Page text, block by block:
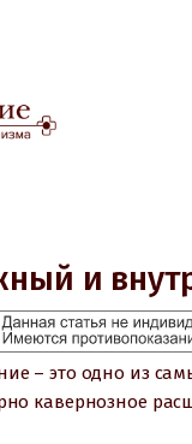
и
– это одно из
кавернозное